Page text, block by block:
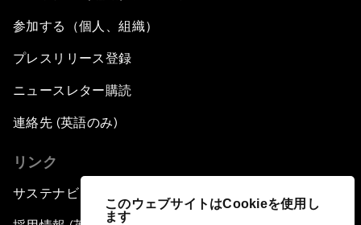
このウェブサイトはCookieを使用し
ます
参加する（個人、組織）
プレスリリース登録
ニュースレター購読
連絡先 (英語のみ)
リンク
サステナビリティへの取り組み